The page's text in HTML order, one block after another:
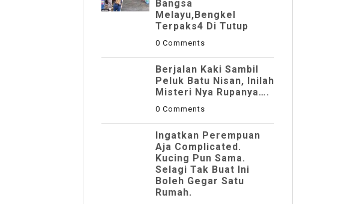
Bangsa
Melayu,Bengkel
Terpaks4 Di Tutup
0 Comments
Berjalan Kaki Sambil
Peluk Batu Nisan, Inilah
Misteri Nya Rupanya….
0 Comments
Ingatkan Perempuan
Aja Complicated.
Kucing Pun Sama.
Selagi Tak Buat Ini
Boleh Gegar Satu
Rumah.